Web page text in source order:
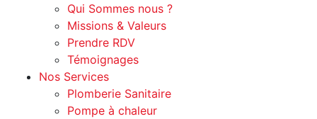
Qui Sommes nous ?
Missions & Valeurs
Prendre RDV
Témoignages
Nos Services
Plomberie Sanitaire
Pompe à chaleur